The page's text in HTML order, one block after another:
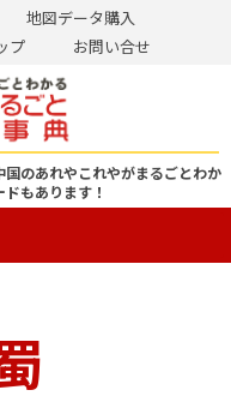
地図データ購入
プ お問い合せ
のあれやこれやがまるごとわか
もあります！